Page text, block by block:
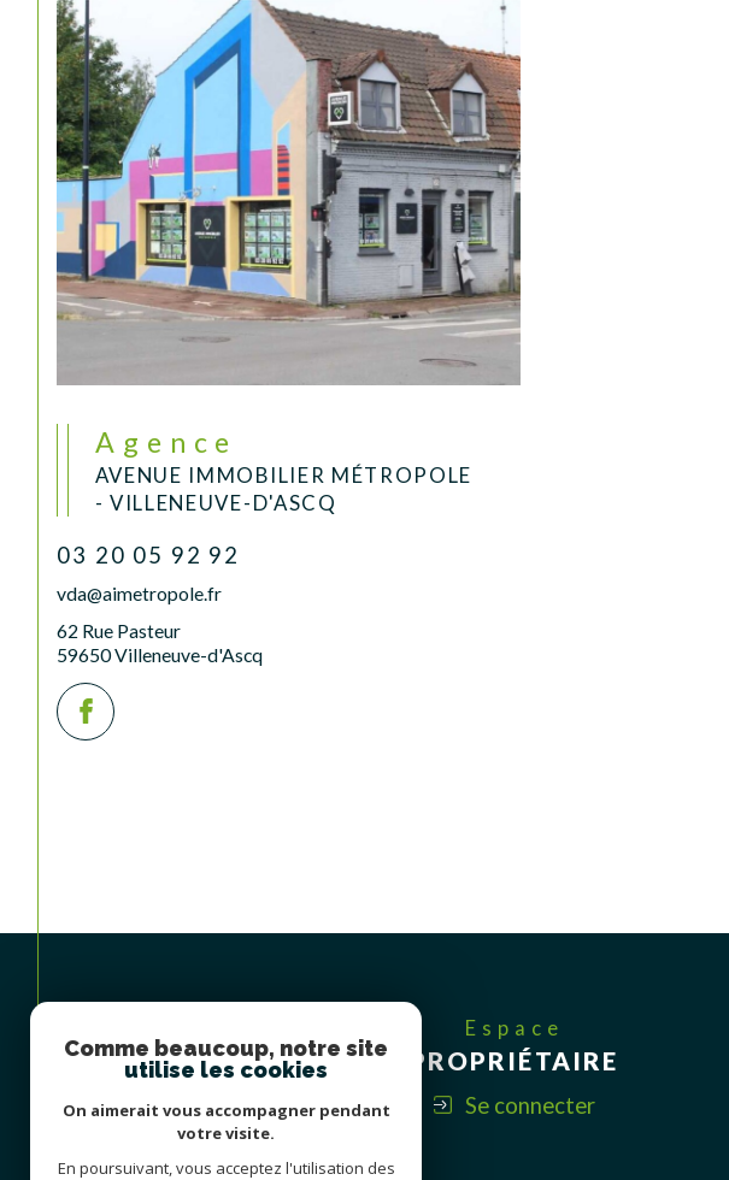
Agence
AVENUE IMMOBILIER MÉTROPOLE
- VILLENEUVE-D'ASCQ
03 20 05 92 92
vda@aimetropole.fr
62 Rue Pasteur
59650 Villeneuve-d'Ascq
Espace
PROPRIÉTAIRE
Se connecter
Comme beaucoup, notre site
utilise les cookies
On aimerait vous accompagner pendant
votre visite.
En poursuivant, vous acceptez l'utilisation des